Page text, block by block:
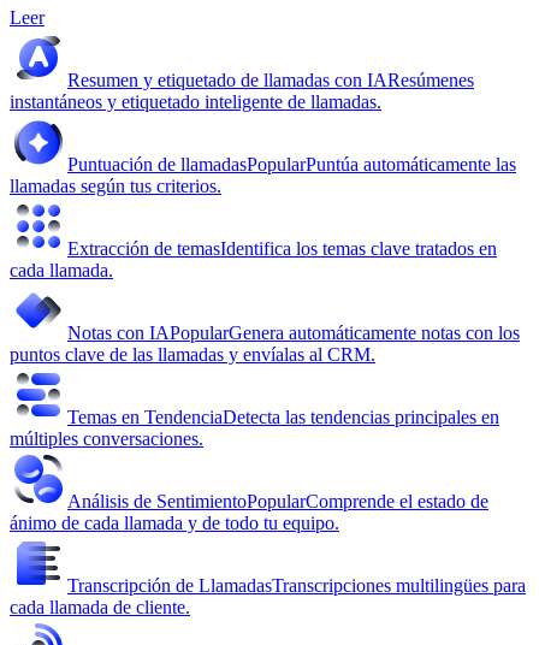
Leer
Resumen y etiquetado de llamadas con IAResúmenes
instantáneos y etiquetado inteligente de llamadas.
Puntuación de llamadasPopularPuntúa automáticamente las
llamadas según tus criterios.
Extracción de temasIdentifica los temas clave tratados en
cada llamada.
Notas con IAPopularGenera automáticamente notas con los
puntos clave de las llamadas y envíalas al CRM.
Temas en TendenciaDetecta las tendencias principales en
múltiples conversaciones.
Análisis de SentimientoPopularComprende el estado de
ánimo de cada llamada y de todo tu equipo.
Transcripción de LlamadasTranscripciones multilingües para
cada llamada de cliente.